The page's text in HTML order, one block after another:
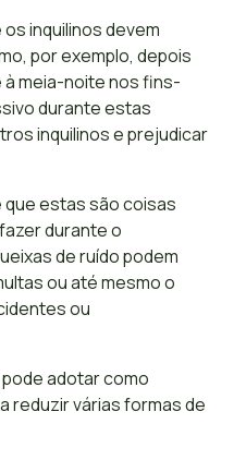
inquilinos devem
por exemplo, depois
à meia-noite nos fins-
durante estas
inquilinos e prejudicar
que estas são coisas
durante o
de ruído podem
ou até mesmo o
ou
adotar como
reduzir várias formas de